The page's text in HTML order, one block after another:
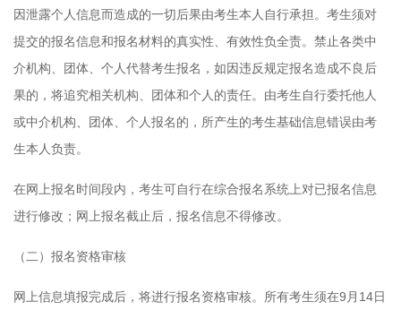
因泄露个人信息而造成的一切后果由考生本人自行承担。考生须对
提交的报名信息和报名材料的真实性、有效性负全责。禁止各类中
介机构、团体、个人代替考生报名，如因违反规定报名造成不良后
果的，将追究相关机构、团体和个人的责任。由考生自行委托他人
或中介机构、团体、个人报名的，所产生的考生基础信息错误由考
生本人负责。
在网上报名时间段内，考生可自行在综合报名系统上对已报名信息
进行修改；网上报名截止后，报名信息不得修改。
（二）报名资格审核
网上信息填报完成后，将进行报名资格审核。所有考生须在9月14日